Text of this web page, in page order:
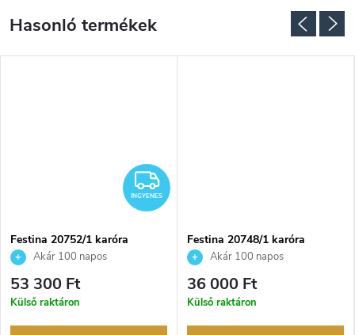
INGYENES
INGYENES
Festina 20752/1 karóra
Akár 100 napos
visszaküldési lehetőség. Hivatalos
márkakereskedő.
53 300 Ft
Külső raktáron
Festina 20748/1 karóra
Akár 100 napos
visszaküldési lehetőség. Hivatalos
márkakereskedő.
36 000 Ft
Külső raktáron